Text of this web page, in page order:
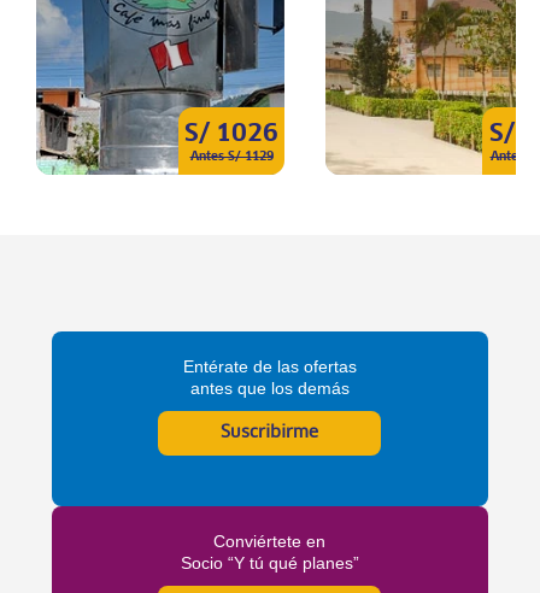
S/ 1026
Antes S/ 1129
S/
Antes
Entérate de las ofertas
antes que los demás
Suscribirme
Conviértete en
Socio “Y tú qué planes”